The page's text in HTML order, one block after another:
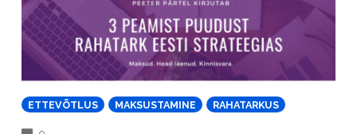
ETTEVÕTLUS MAKSUSTAMINE RAHATARKUS